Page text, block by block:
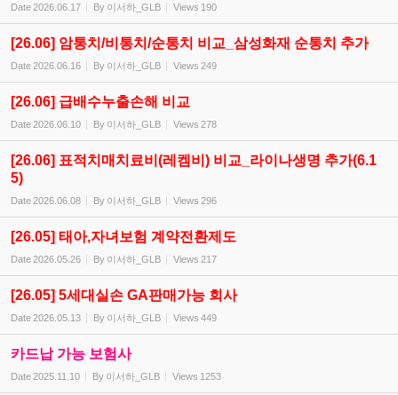
Date2026.06.17 By 이서하_GLB Views 190
[26.06] 암통치/비통치/순통치 비교_삼성화재 순통치 추가
Date2026.06.16 By 이서하_GLB Views 249
[26.06] 급배수누출손해 비교
Date2026.06.10 By 이서하_GLB Views 278
[26.06] 표적치매치료비(레켐비) 비교_라이나생명 추가(6.1
5)
Date2026.06.08 By 이서하_GLB Views 296
[26.05] 태아,자녀보험 계약전환제도
Date2026.05.26 By 이서하_GLB Views 217
[26.05] 5세대실손 GA판매가능 회사
Date2026.05.13 By 이서하_GLB Views 449
카드납 가능 보험사
Date2025.11.10 By 이서하_GLB Views 1253